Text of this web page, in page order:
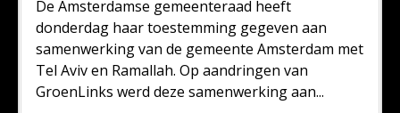
De Amsterdamse gemeenteraad heeft
donderdag haar toestemming gegeven aan
samenwerking van de gemeente Amsterdam met
Tel Aviv en Ramallah. Op aandringen van
GroenLinks werd deze samenwerking aan...